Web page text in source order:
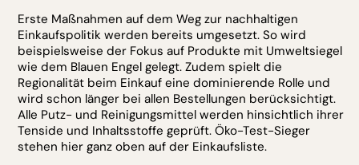
Erste Maßnahmen auf dem Weg zur nachhaltigen
Einkaufspolitik werden bereits umgesetzt. So wird
beispielsweise der Fokus auf Produkte mit Umweltsiegel
wie dem Blauen Engel gelegt. Zudem spielt die
Regionalität beim Einkauf eine dominierende Rolle und
wird schon länger bei allen Bestellungen berücksichtigt.
Alle Putz- und Reinigungsmittel werden hinsichtlich ihrer
Tenside und Inhaltsstoffe geprüft. Öko-Test-Sieger
stehen hier ganz oben auf der Einkaufsliste.